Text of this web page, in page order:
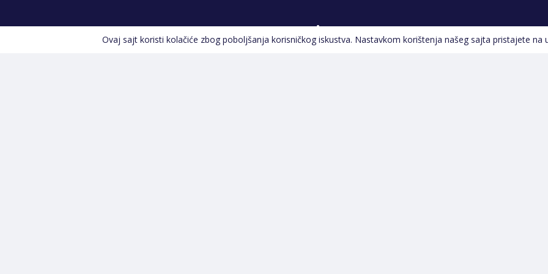
Pratite nas
Ovaj sajt koristi kolačiće zbog poboljšanja korisničkog iskustva. Nastavkom korištenja našeg sajta pristajete na